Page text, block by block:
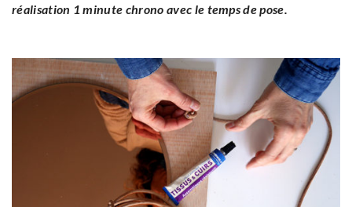
réalisation 1 minute chrono avec le temps de pose.